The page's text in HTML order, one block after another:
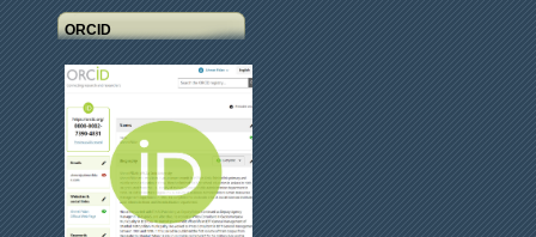
ORCID